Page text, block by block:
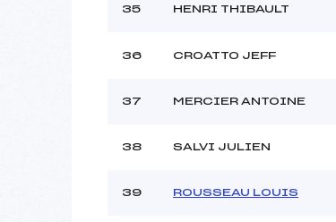
35 HENRI THIBAULT
36 CROATTO JEFF
37 MERCIER ANTOINE
38 SALVI JULIEN
39 ROUSSEAU LOUIS